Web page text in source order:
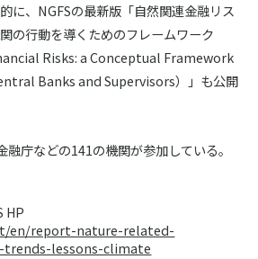
に、NGFSの最新版「自然関連金融リス
の行動を導くためのフレームワーク
Risks: a Conceptual Framework
Banks and Supervisors）」も公開
融庁などの141の機関が参加している。
HP
en/report-nature-related-
lessons-climate